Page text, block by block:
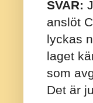
SVAR:
anslöt
lyckas
laget
som
Det är